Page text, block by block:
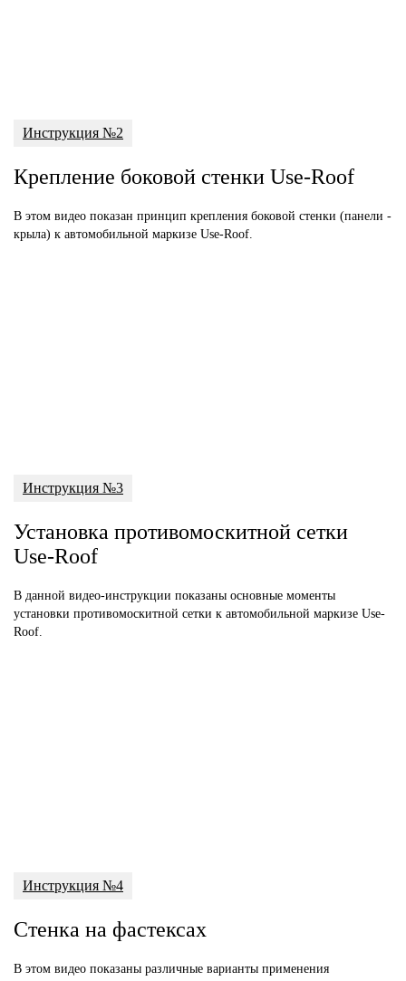
Инструкция №2
Крепление боковой стенки Use-Roof
В этом видео показан принцип крепления боковой стенки (панели -
крыла) к автомобильной маркизе Use-Roof.
Инструкция №3
Установка противомоскитной сетки
Use-Roof
В данной видео-инструкции показаны основные моменты
установки противомоскитной сетки к автомобильной маркизе Use-
Roof.
Инструкция №4
Стенка на фастексах
В этом видео показаны различные варианты применения